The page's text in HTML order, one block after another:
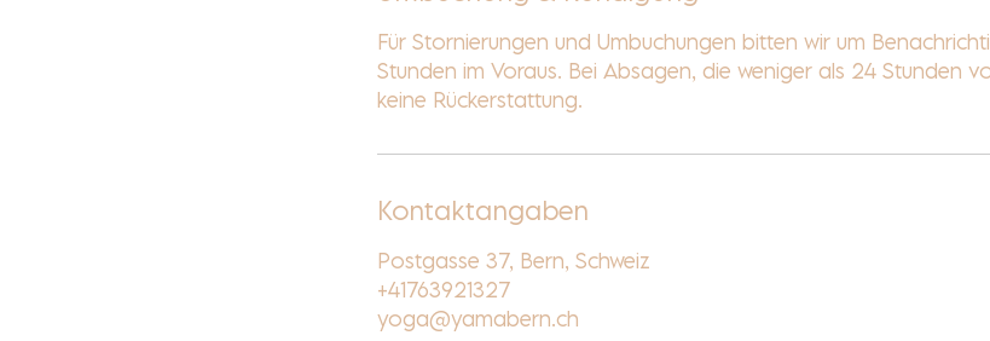
Für Stornierungen und Umbuchungen bitten wir um
Stunden im Voraus. Bei Absagen, die weniger als 24 Stunden
keine Rückerstattung.
Kontaktangaben
Postgasse 37, Bern, Schweiz
+41763921327
yoga@yamabern.ch